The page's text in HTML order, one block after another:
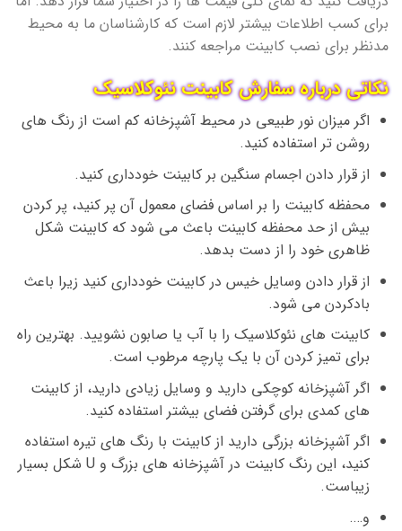
برای کسب اطلاعات بیشتر لازم است که کارشناسان ما به محیط
مدنظر برای نصب کابینت مراجعه کنند.
نکاتی درباره سفارش کابینت نئوکلاسیک
اگر میزان نور طبیعی در محیط آشپزخانه کم است از رنگ های
روشن تر استفاده کنید.
از قرار دادن اجسام سنگین بر کابینت خودداری کنید.
محفظه کابینت را بر اساس فضای معمول آن پر کنید، پر کردن
بیش از حد محفظه کابینت باعث می شود که کابینت شکل
ظاهری خود را از دست بدهد.
از قرار دادن وسایل خیس در کابینت خودداری کنید زیرا باعث
بادکردن می شود.
کابینت های نئوکلاسیک را با آب یا صابون نشویید. بهترین راه
برای تمیز کردن آن با یک پارچه مرطوب است.
اگر آشپزخانه کوچکی دارید و وسایل زیادی دارید، از کابینت
های کمدی برای گرفتن فضای بیشتر استفاده کنید.
اگر آشپزخانه بزرگی دارید از کابینت با رنگ های تیره استفاده
کنید، این رنگ کابینت در آشپزخانه های بزرگ و U شکل بسیار
زیباست.
و….